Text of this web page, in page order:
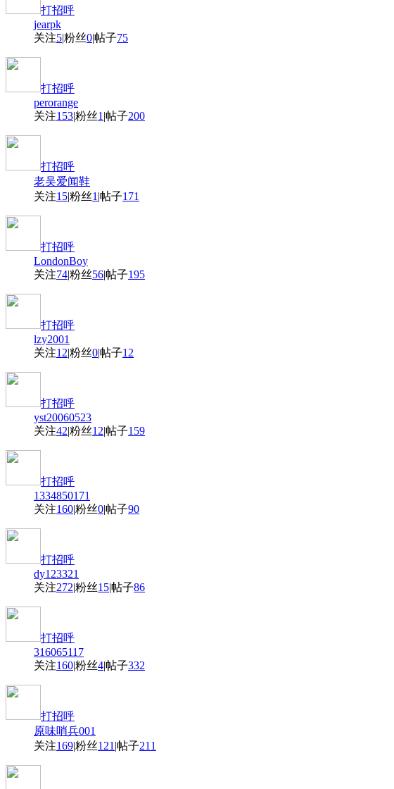
打招呼
jearpk
关注5|粉丝0|帖子75
打招呼
perorange
关注153|粉丝1 |帖子200
打招呼
老吴爱闻鞋
关注15|粉丝1 |帖子171
打招呼
LondonBoy
关注74|粉丝56|帖子195
打招呼
lzy2001
关注12|粉丝0|帖子12
打招呼
yst20060523
关注42|粉丝12|帖子159
打招呼
1334850171
关注160|粉丝0|帖子90
打招呼
dy123321
关注272|粉丝15|帖子86
打招呼
316065117
关注160|粉丝4|帖子332
打招呼
原味哨兵001
关注169|粉丝121 |帖子211